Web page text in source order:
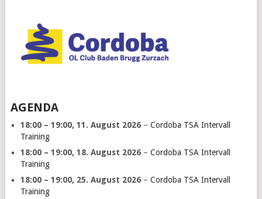
AGENDA
18:00 – 19:00, 11. August 2026– Cordoba TSA Intervall
Training
18:00 – 19:00, 18. August 2026– Cordoba TSA Intervall
Training
18:00 – 19:00, 25. August 2026– Cordoba TSA Intervall
Training